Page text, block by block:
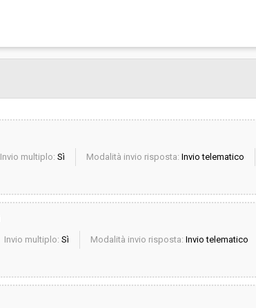
Invio multiplo: Sì Modalità invio risposta: Invio telematico
Invio multiplo: Sì Modalità invio risposta: Invio telematico